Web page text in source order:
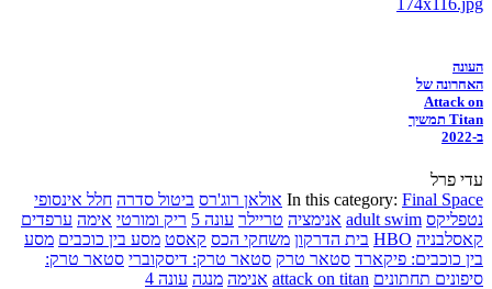
העונה
האחרונה של
Attack on
Titan תמשיך
ב-2022
עדי פרל
In this category: Final Space אולאן רוג'רס ביטול סדרה חלל אינסופי
נטפליקס adult swim אנימציה טריילר עונה 5 ריק ומורטי אימה ערפדים
קאסלבניה HBO בית הדרקון משחקי הכס קאסט מסע בין כוכבים מסע
בין כוכבים: פיקארד סטאר טרק סטאר טרק: דיסקוברי סטאר טרק:
סיפונים תחתונים attack on titan אנימה מנגה עונה 4